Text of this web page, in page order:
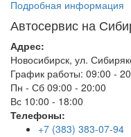
Подробная информация
Автосервис на
Адрес:
Новосибирск, ул.
График работы: 09:00 -
Пн - Сб 09:00 - 20:00
Вс 10:00 - 18:00
Телефоны:
+7 (383) 383-07-94